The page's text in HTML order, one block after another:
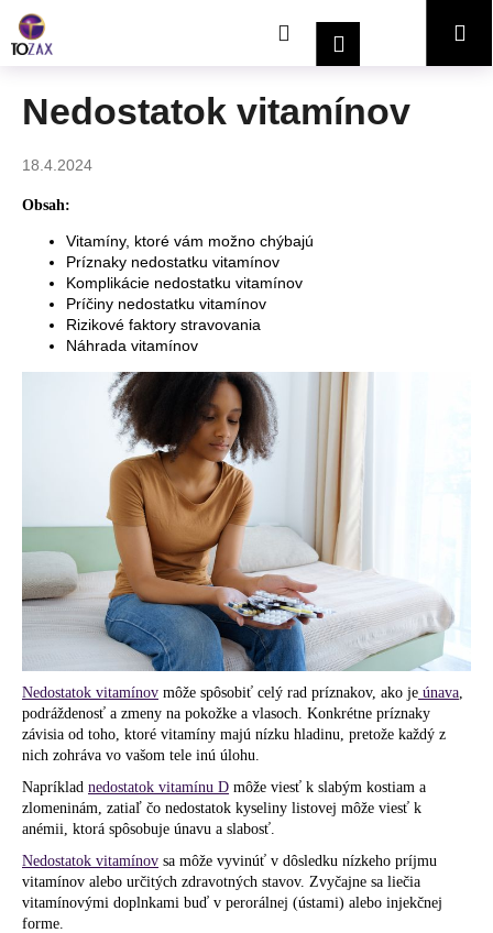
obsah
HľadaťPrihlásenieNákupný
Nedostatok vitamínov
18.4.2024
Obsah:
Vitamíny, ktoré vám možno chýbajú
Príznaky nedostatku vitamínov
Komplikácie nedostatku vitamínov
Príčiny nedostatku vitamínov
Rizikové faktory stravovania
Náhrada vitamínov
Nedostatok vitamínov môže spôsobiť celý rad príznakov, ako je únava
podráždenosť a zmeny na pokožke a vlasoch. Konkrétne príznaky
závisia od toho, ktoré vitamíny majú nízku hladinu, pretože každý z
nich zohráva vo vašom tele inú úlohu.
Napríklad nedostatok vitamínu D môže viesť k slabým kostiam a
zlomeninám, zatiaľ čo nedostatok kyseliny listovej môže viesť k
anémii, ktorá spôsobuje únavu a slabosť.
Nedostatok vitamínov sa môže vyvinúť v dôsledku nízkeho príjmu
vitamínov alebo určitých zdravotných stavov. Zvyčajne sa liečia
vitamínovými doplnkami buď v perorálnej (ústami) alebo injekčnej
forme.
o
Č
p
o
j
á
j
s
ť
?
HĽADAŤ
O
d
p
o